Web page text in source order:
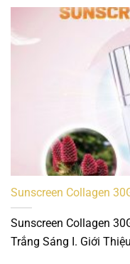
Sunscreen Collagen
Sunscreen Collagen
Trắng Sáng I. Giới